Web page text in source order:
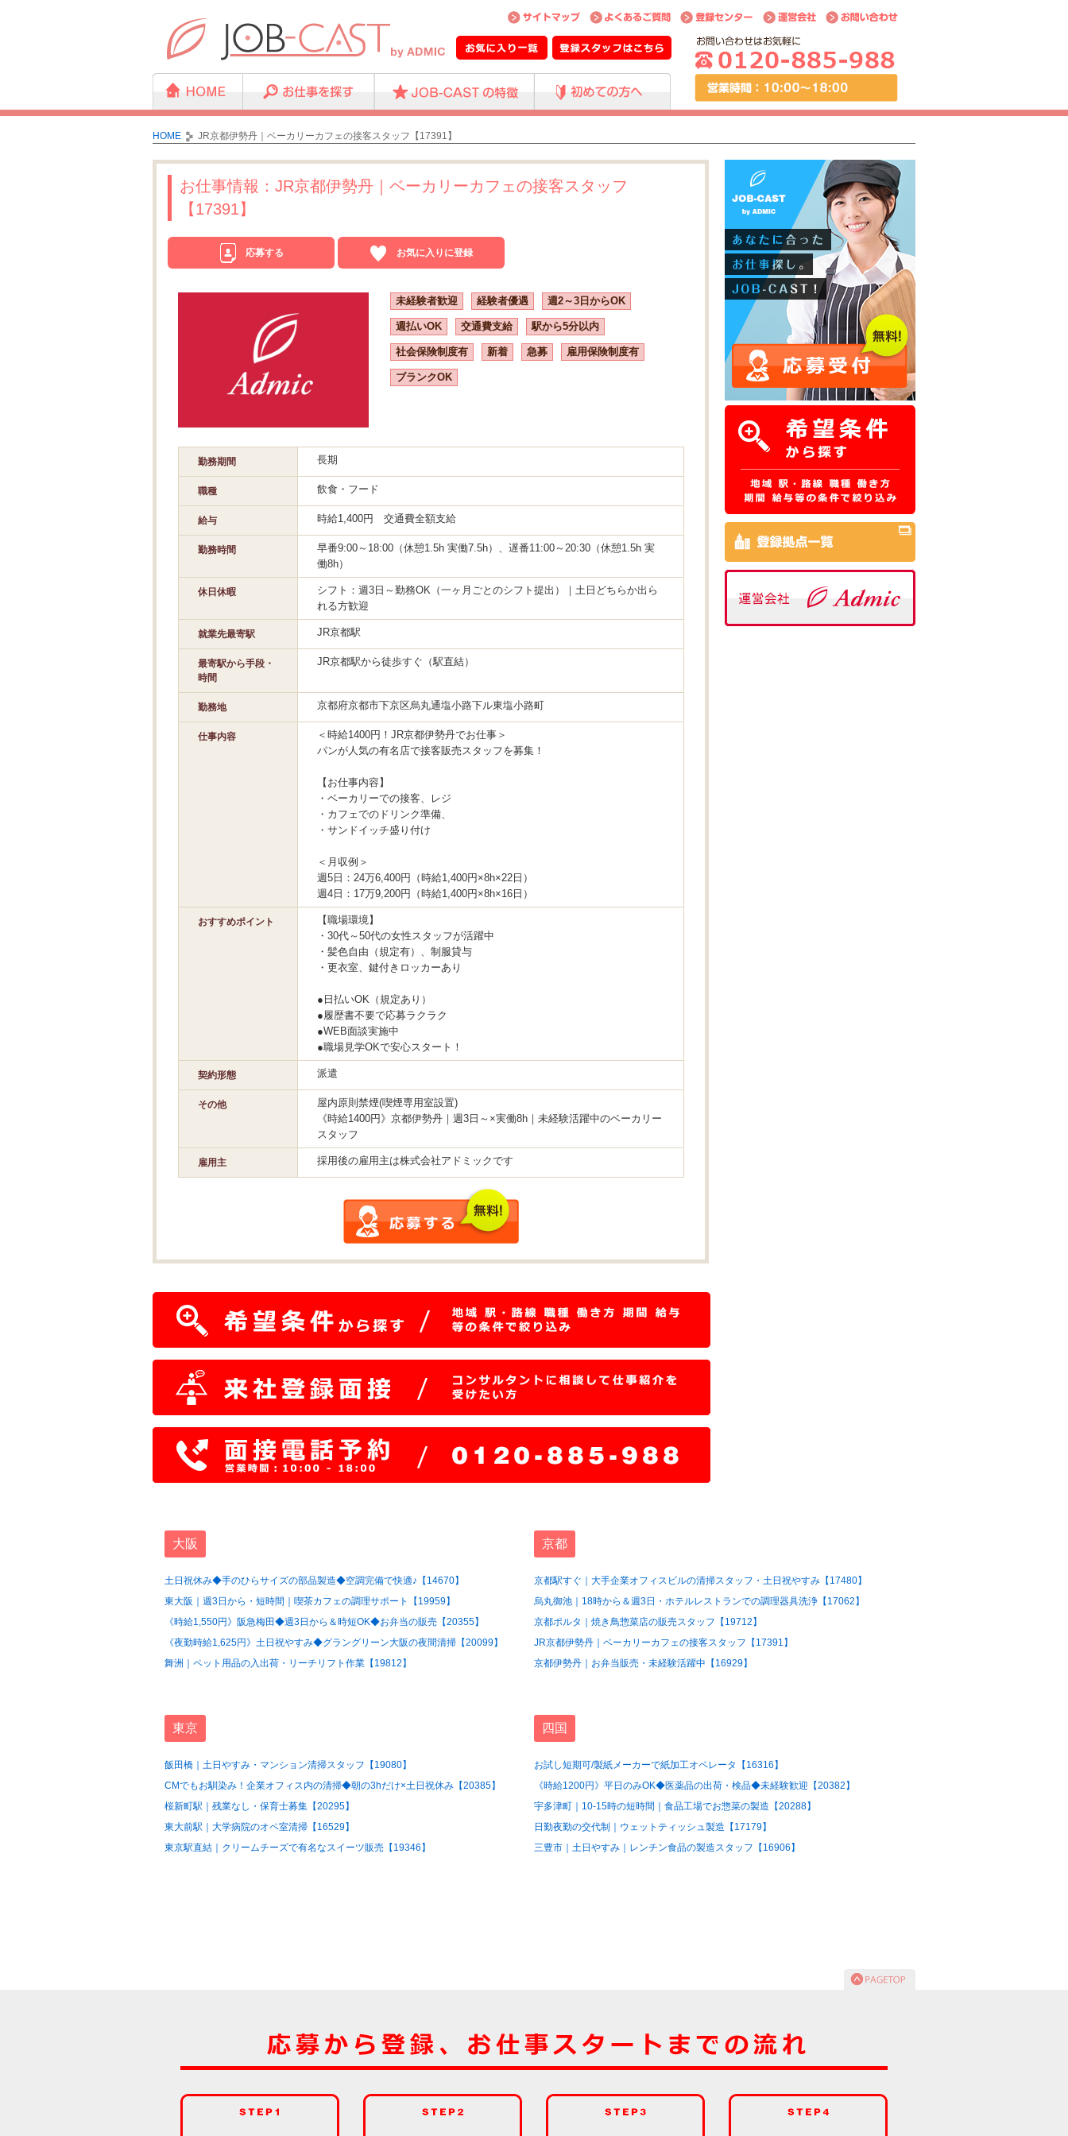
HOME JR京都伊勢丹｜ベーカリーカフェの接客スタッフ【17391】
お仕事情報：JR京都伊勢丹｜ベーカリーカフェの接客スタッフ
【17391】
応募する お気に入りに登録
未経験者歓迎 経験者優遇 週2～3日からOK
週払いOK 交通費支給 駅から5分以内
社会保険制度有 新着 急募 雇用保険制度有
ブランクOK
勤務期間 長期
職種 飲食・フード
給与 時給1,400円 交通費全額支給
勤務時間
早番9:00～18:00（休憩1.5h 実働7.5h）、遅番11:00～20:30（休憩1.5h 実
働8h）
休日休暇
シフト：週3日～勤務OK（一ヶ月ごとのシフト提出）｜土日どちらか出ら
れる方歓迎
就業先最寄駅 JR京都駅
最寄駅から手段・
時間
JR京都駅から徒歩すぐ（駅直結）
勤務地 京都府京都市下京区烏丸通塩小路下ル東塩小路町
仕事内容
＜時給1400円！JR京都伊勢丹でお仕事＞
パンが人気の有名店で接客販売スタッフを募集！
【お仕事内容】
・ベーカリーでの接客、レジ
・カフェでのドリンク準備、
・サンドイッチ盛り付け
＜月収例＞
週5日：24万6,400円（時給1,400円×8h×22日）
週4日：17万9,200円（時給1,400円×8h×16日）
おすすめポイント
【職場環境】
・30代～50代の女性スタッフが活躍中
・髪色自由（規定有）、制服貸与
・更衣室、鍵付きロッカーあり
●日払いOK（規定あり）
●履歴書不要で応募ラクラク
●WEB面談実施中
●職場見学OKで安心スタート！
契約形態 派遣
その他
屋内原則禁煙(喫煙専用室設置)
《時給1400円》京都伊勢丹｜週3日～×実働8h｜未経験活躍中のベーカリー
スタッフ
雇用主 採用後の雇用主は株式会社アドミックです
大阪
土日祝休み◆手のひらサイズの部品製造◆空調完備で快適♪【14670】
東大阪｜週3日から・短時間｜喫茶カフェの調理サポート【19959】
《時給1,550円》阪急梅田◆週3日から＆時短OK◆お弁当の販売【20355】
《夜勤時給1,625円》土日祝やすみ◆グラングリーン大阪の夜間清掃【20099】
舞洲｜ペット用品の入出荷・リーチリフト作業【19812】
京都
京都駅すぐ｜大手企業オフィスビルの清掃スタッフ・土日祝やすみ【17480】
烏丸御池｜18時から＆週3日・ホテルレストランでの調理器具洗浄【17062】
京都ポルタ｜焼き鳥惣菜店の販売スタッフ【19712】
JR京都伊勢丹｜ベーカリーカフェの接客スタッフ【17391】
京都伊勢丹｜お弁当販売・未経験活躍中【16929】
東京
飯田橋｜土日やすみ・マンション清掃スタッフ【19080】
CMでもお馴染み！企業オフィス内の清掃◆朝の3hだけ×土日祝休み【20385】
桜新町駅｜残業なし・保育士募集【20295】
東大前駅｜大学病院のオペ室清掃【16529】
東京駅直結｜クリームチーズで有名なスイーツ販売【19346】
四国
お試し短期可/製紙メーカーで紙加工オペレータ【16316】
《時給1200円》平日のみOK◆医薬品の出荷・検品◆未経験歓迎【20382】
宇多津町｜10-15時の短時間｜食品工場でお惣菜の製造【20288】
日勤夜勤の交代制｜ウェットティッシュ製造【17179】
三豊市｜土日やすみ｜レンチン食品の製造スタッフ【16906】